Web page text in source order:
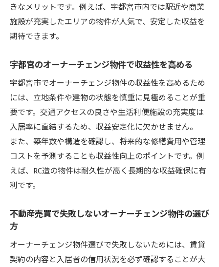
きなメリットです。例えば、宇都宮市内では駅近や商業
施設が充実したエリアの物件が人気で、安定した収益を
期待できます。
宇都宮のオーナーチェンジ物件で収益性を高める
宇都宮市でオーナーチェンジ物件の収益性を高めるため
には、立地条件や建物の状態を慎重に見極めることが重
要です。交通アクセスの良さや生活利便施設の充実度は
入居率に直結するため、収益安定化に欠かせません。
また、築年数や構造を確認し、将来的な修繕費用や管理
コストを予測することも収益性向上のポイントです。例
えば、RC造の物件は耐久性が高く長期的な収益確保に有
利です。
不動産売買で失敗しないオーナーチェンジ物件の選び
方
オーナーチェンジ物件選びで失敗しないためには、賃貸
契約の内容と入居者の信用状況を必ず確認することが大